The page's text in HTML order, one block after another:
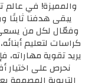
والمميزة! في عالم
يبقى هدفنا
وفعّال لكل من
كراسات لتعليم
نحرص على اختيار